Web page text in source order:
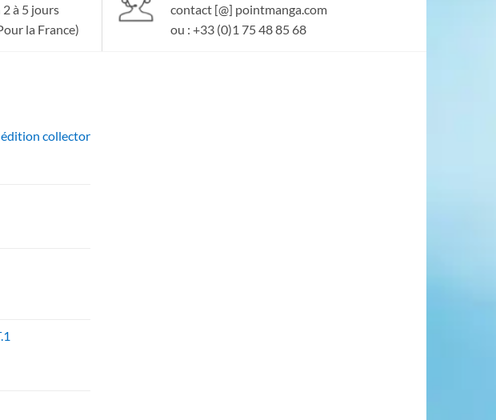
à 5 jours
la France)
contact [@] pointmanga.com
ou : +33 (0)1 75 48 85 68
édition collector